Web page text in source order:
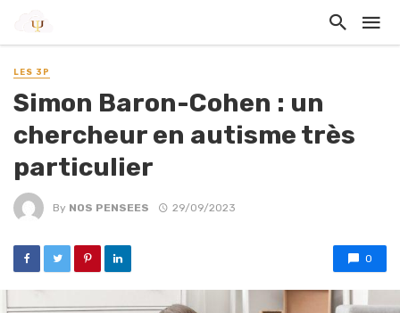
LES 3P
Simon Baron-Cohen : un
chercheur en autisme très
particulier
By NOS PENSEES 29/09/2023
0